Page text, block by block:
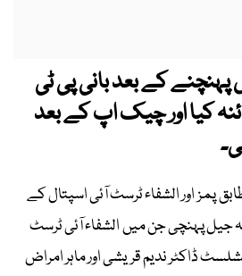
پہنچنے کے بعد بانی پی ٹی
کیا اور چیک اپ کے بعد
پمز اور الشفاء ٹرسٹ آئی اسپتال کے
جیل پہنچی جن میں الشفاء آئی ٹرسٹ
ڈاکٹر ندیم قریشی اور ماہر امراض